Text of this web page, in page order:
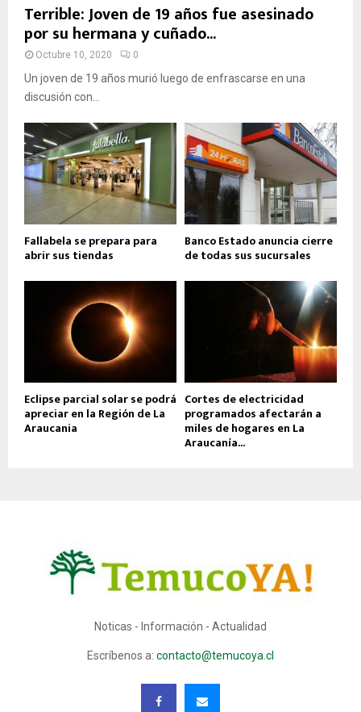
Terrible: Joven de 19 años fue asesinado
por su hermana y cuñado...
Octubre 10, 2020 0
Un joven de 19 años murió luego de enfrascarse en una
discusión con...
Fallabela se prepara para
abrir sus tiendas
Banco Estado anuncia cierre
de todas sus sucursales
Eclipse parcial solar se podrá
apreciar en la Región de La
Araucania
Cortes de electricidad
programados afectarán a
miles de hogares en La
Araucanía...
Noticas - Información - Actualidad
Escríbenos a: contacto@temucoya.cl